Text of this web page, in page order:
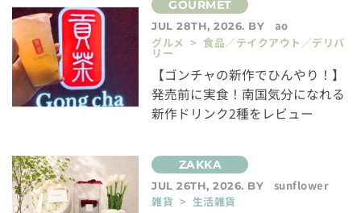
JUL 28TH, 2026. BY
ao
グルメ > 食品／テイクアウト／デリバ
リー
【ゴンチャの新作でひんやり！】
発売前に実食！南国気分になれる
新作ドリンク2種をレビュー
JUL 26TH, 2026. BY
sunflower
雑貨 > 生活雑貨